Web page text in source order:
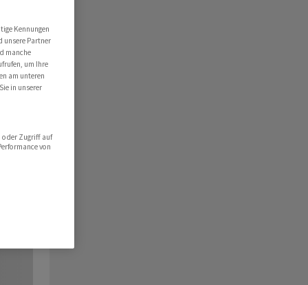
Kennungen
unsere Partner
manche
um Ihre
am unteren
in unserer
oder Zugriff auf
von